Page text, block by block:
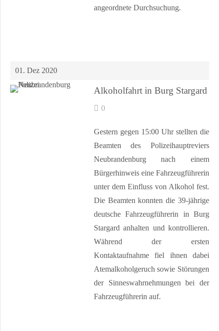
angeordnete Durchsuchung.
01. Dez 2020
Alkoholfahrt in Burg Stargard
0
Gestern gegen 15:00 Uhr stellten die
Beamten des Polizeihauptreviers
Neubrandenburg nach einem
Bürgerhinweis eine Fahrzeugführerin
unter dem Einfluss von Alkohol fest.
Die Beamten konnten die 39-jährige
deutsche Fahrzeugführerin in Burg
Stargard anhalten und kontrollieren.
Während der ersten
Kontaktaufnahme fiel ihnen dabei
Atemalkoholgeruch sowie Störungen
der Sinneswahrnehmungen bei der
Fahrzeugführerin auf.